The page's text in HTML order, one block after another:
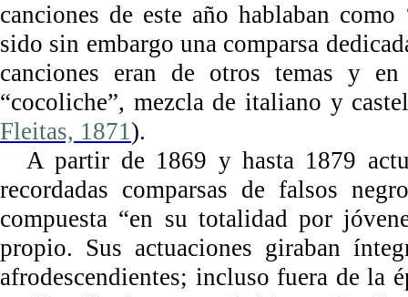
canciones de este año hablaban
sido sin embargo una comparsa
canciones eran de otros temas y
“cocoliche”, mezcla de italiano y
Fleitas, 1871).
A partir de 1869 y hasta 1879
recordadas comparsas de falsos
compuesta “en su totalidad por
propio. Sus actuaciones giraban
afrodescendientes; incluso fuera de la